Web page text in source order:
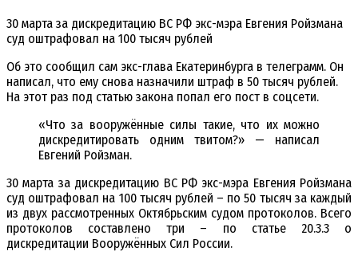
30 марта за дискредитацию ВС РФ экс-мэра Евгения Ройзмана
суд оштрафовал на 100 тысяч рублей
Об это сообщил сам экс-глава Екатеринбурга в телеграмм. Он
написал, что ему снова назначили штраф в 50 тысяч рублей.
На этот раз под статью закона попал его пост в соцсети.
«Что за вооружённые силы такие, что их можно
дискредитировать одним твитом?» — написал
Евгений Ройзман.
30 марта за дискредитацию ВС РФ экс-мэра Евгения Ройзмана
суд оштрафовал на 100 тысяч рублей – по 50 тысяч за каждый
из двух рассмотренных Октябрьским судом протоколов. Всего
протоколов составлено три – по статье 20.3.3 о
дискредитации Вооружённых Сил России.